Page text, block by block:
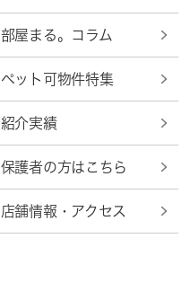
部屋まる。コラム
ペット可物件特集
紹介実績
保護者の方はこちら
店舗情報・アクセス